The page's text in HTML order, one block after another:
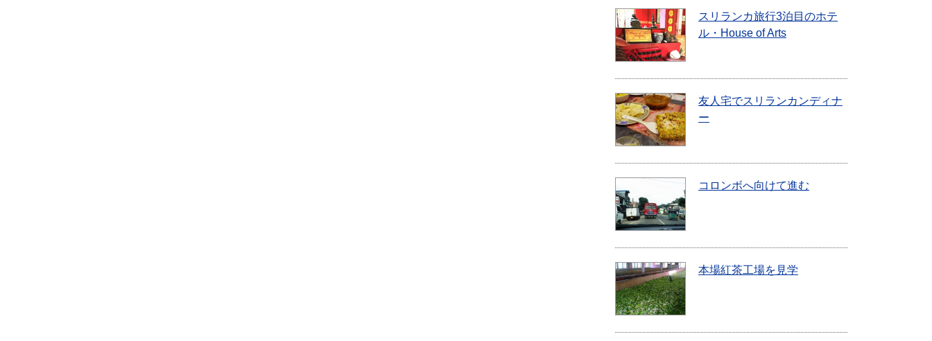
スリランカ旅行3泊目のホテ
ル・House of Arts
友人宅でスリランカンディナ
ー
コロンボへ向けて進む
本場紅茶工場を見学